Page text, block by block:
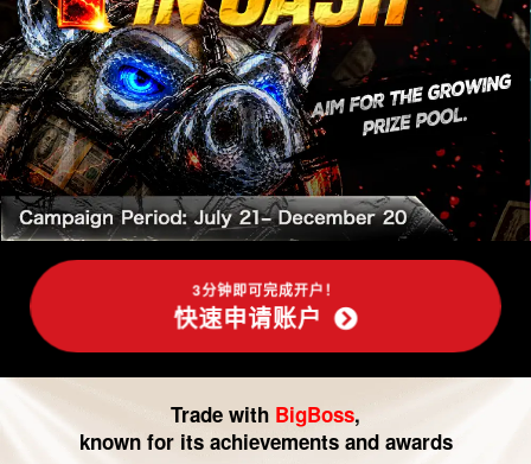
官
网)
-
外
汇
交
易|
CFD
交
易
3分钟即可完成开户！
快速申请账户
Trade with BigBoss,
known for its achievements and awards